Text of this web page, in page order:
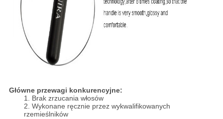
Główne przewagi konkurencyjne:
1. Brak zrzucania włosów
2. Wykonane ręcznie przez wykwalifikowanych
rzemieślników